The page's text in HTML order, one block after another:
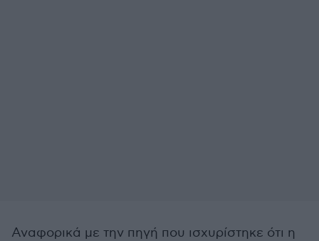
Αναφορικά με την πηγή που ισχυρίστηκε ότι η